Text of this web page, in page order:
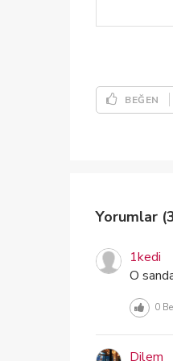
BEĞEN
Yorumlar
1kedi
O
0
Dilem